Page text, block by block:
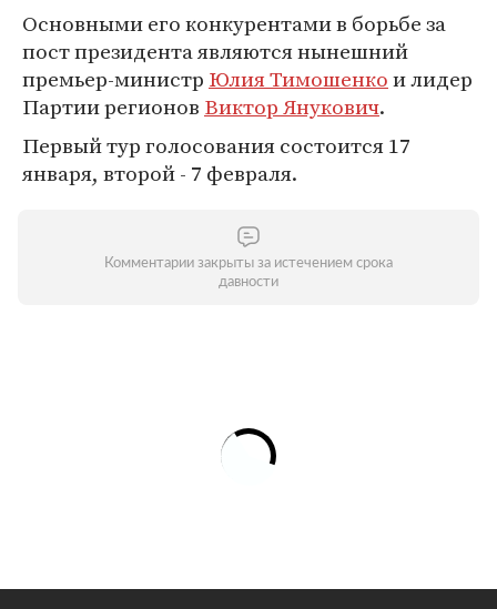
Основными его конкурентами в борьбе за
пост президента являются нынешний
премьер-министр Юлия Тимошенкои лидер
Партии регионов Виктор Янукович.
Первый тур голосования состоится 17
января, второй - 7 февраля.
Комментарии закрыты за истечением срока
давности